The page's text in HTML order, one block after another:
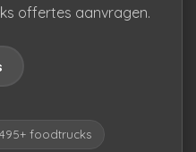
offertes aanvragen.
foodtrucks